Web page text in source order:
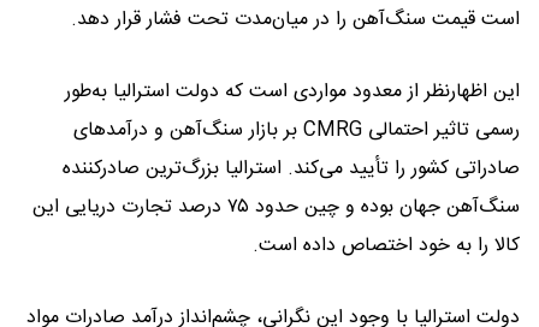
است قیمت سنگ‌آهن را در میان‌مدت تحت فشار قرار دهد.
این اظهارنظر از معدود مواردی است که دولت استرالیا به‌طور
رسمی تاثیر احتمالی CMRG بر بازار سنگ‌آهن و درآمدهای
صادراتی کشور را تأیید می‌کند. استرالیا بزرگ‌ترین صادرکننده
سنگ‌آهن جهان بوده و چین حدود ۷۵ درصد تجارت دریایی این
کالا را به خود اختصاص داده است.
دولت استرالیا با وجود این نگرانی، چشم‌انداز درآمد صادرات مواد